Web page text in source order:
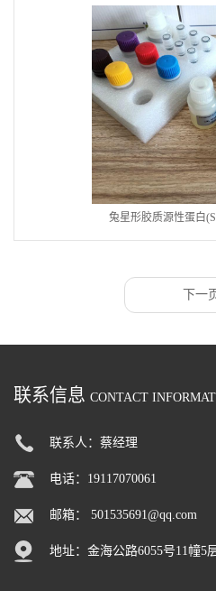
兔星形胶质源性蛋白
下一
联系信息 CONTACT
联系人：蔡经理
电话：19117070061
邮箱： 501535691@qq.com
地址：金海公路6055号11幢5